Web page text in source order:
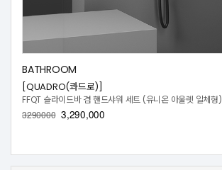
BATHROOM
[QUADRO(콰드로)]
FFQT 슬라이드바 겸 핸드샤워 세트 (유니온 아울렛 일체형)
3290000 3,290,000